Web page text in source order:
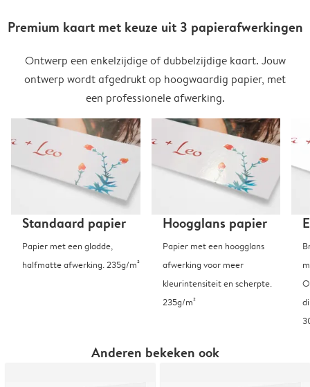
Premium kaart met keuze uit 3 papierafwerkingen
Ontwerp een enkelzijdige of dubbelzijdige kaart. Jouw
ontwerp wordt afgedrukt op hoogwaardig papier, met
een professionele afwerking.
Standaard papier
Papier met een gladde,
halfmatte afwerking. 235g/m²
Hoogglans papier
Papier met een hoogglans
afwerking voor meer
kleurintensiteit en scherpte.
235g/m²
Anderen bekeken ook